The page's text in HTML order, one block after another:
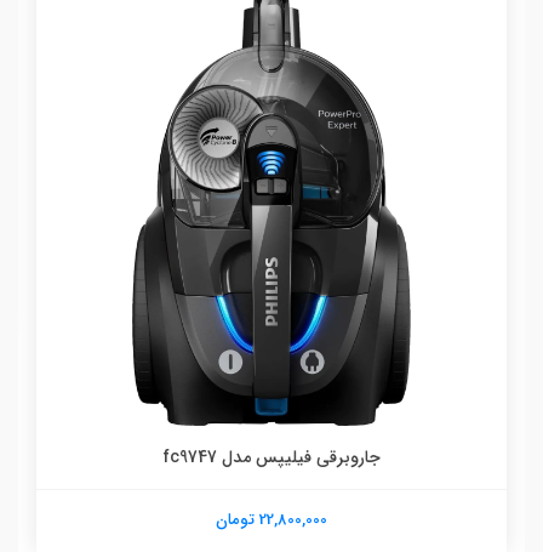
جاروبرقی فیلیپس مدل fc9747
22,800,000 تومان